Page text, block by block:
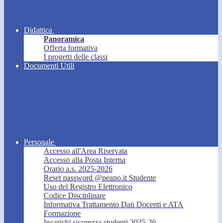
Didattica
Panoramica
Offerta formativa
I progetti delle classi
Documenti Utili
Personale
Accesso all'Area Riservata
Accesso alla Posta Interna
Orario a.s. 2025-2026
Reset password @peano.it Studente
Uso del Registro Elettronico
Codice Disciplinare
Informativa Trattamento Dati Docenti e ATA
Formazione